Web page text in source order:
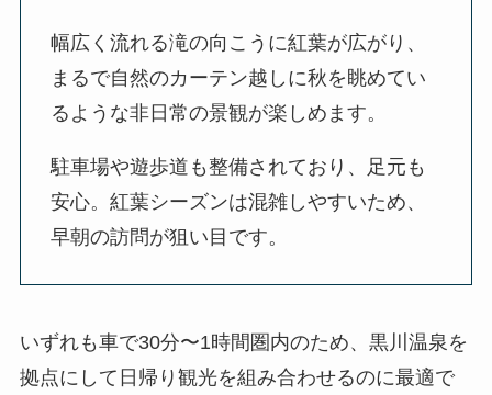
幅広く流れる滝の向こうに紅葉が広がり、
まるで自然のカーテン越しに秋を眺めてい
るような非日常の景観が楽しめます。
駐車場や遊歩道も整備されており、足元も
安心。紅葉シーズンは混雑しやすいため、
早朝の訪問が狙い目です。
いずれも車で30分〜1時間圏内のため、黒川温泉を
拠点にして日帰り観光を組み合わせるのに最適で